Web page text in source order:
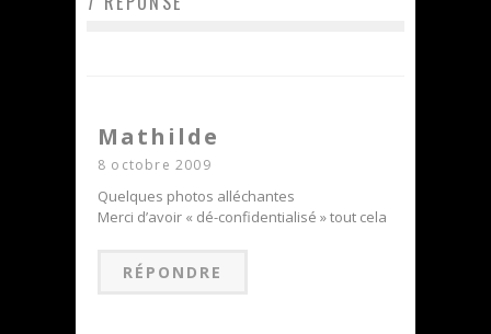
Mathilde
8 octobre 2009
Quelques photos alléchantes
Merci d’avoir « dé-confidentialisé » tout cela
RÉPONDRE